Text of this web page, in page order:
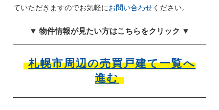
ていただきますのでお気軽にお問い合わせください。
▼ 物件情報が見たい方はこちらをクリック ▼
札幌市周辺の売買戸建て一覧へ
進む